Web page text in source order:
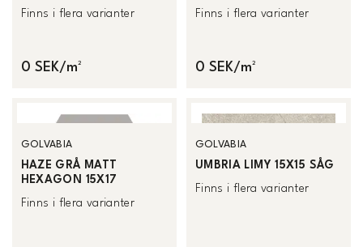
Finns i flera varianter
0 SEK/m²
Finns i flera varianter
0 SEK/m²
GOLVABIA
HAZE GRÅ MATT
HEXAGON 15X17
Finns i flera varianter
GOLVABIA
UMBRIA LIMY 15X15 SÅG
Finns i flera varianter